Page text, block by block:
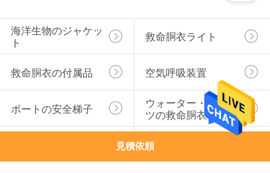
海洋生物のジャケッ
ト
救命胴衣ライト
救命胴衣の付属品 空気呼吸装置
ボートの安全梯子
ウォーター・スポー
ツの救命胴衣
膨脹可能な救命いか
だ
見積依頼